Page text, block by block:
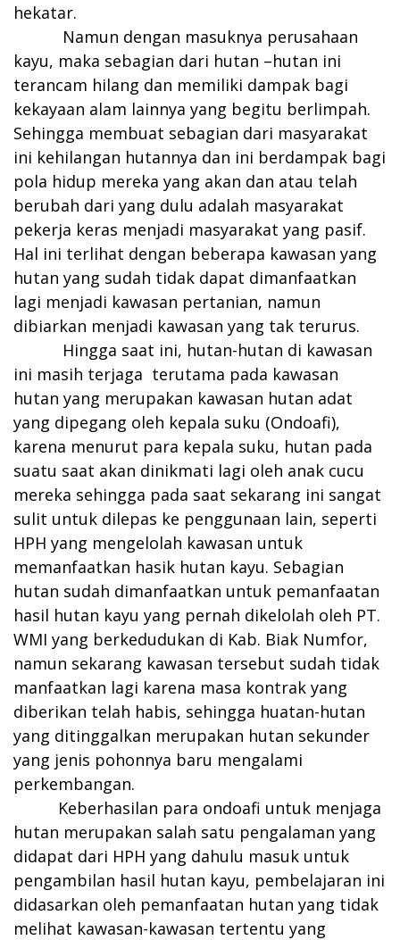
hekatar.
Namun dengan masuknya perusahaan
kayu, maka sebagian dari hutan –hutan ini
terancam hilang dan memiliki dampak bagi
kekayaan alam lainnya yang begitu berlimpah.
Sehingga membuat sebagian dari masyarakat
ini kehilangan hutannya dan ini berdampak bagi
pola hidup mereka yang akan dan atau telah
berubah dari yang dulu adalah masyarakat
pekerja keras menjadi masyarakat yang pasif.
Hal ini terlihat dengan beberapa kawasan yang
hutan yang sudah tidak dapat dimanfaatkan
lagi menjadi kawasan pertanian, namun
dibiarkan menjadi kawasan yang tak terurus.
Hingga saat ini, hutan-hutan di kawasan
ini masih terjaga terutama pada kawasan
hutan yang merupakan kawasan hutan adat
yang dipegang oleh kepala suku (Ondoafi),
karena menurut para kepala suku, hutan pada
suatu saat akan dinikmati lagi oleh anak cucu
mereka sehingga pada saat sekarang ini sangat
sulit untuk dilepas ke penggunaan lain, seperti
HPH yang mengelolah kawasan untuk
memanfaatkan hasik hutan kayu. Sebagian
hutan sudah dimanfaatkan untuk pemanfaatan
hasil hutan kayu yang pernah dikelolah oleh PT.
WMI yang berkedudukan di Kab. Biak Numfor,
namun sekarang kawasan tersebut sudah tidak
manfaatkan lagi karena masa kontrak yang
diberikan telah habis, sehingga huatan-hutan
yang ditinggalkan merupakan hutan sekunder
yang jenis pohonnya baru mengalami
perkembangan.
Keberhasilan para ondoafi untuk menjaga
hutan merupakan salah satu pengalaman yang
didapat dari HPH yang dahulu masuk untuk
pengambilan hasil hutan kayu, pembelajaran ini
didasarkan oleh pemanfaatan hutan yang tidak
melihat kawasan-kawasan tertentu yang